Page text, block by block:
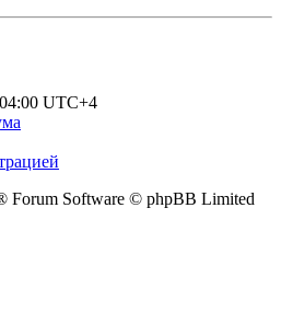
UTC+4
Forum Software © phpBB Limited